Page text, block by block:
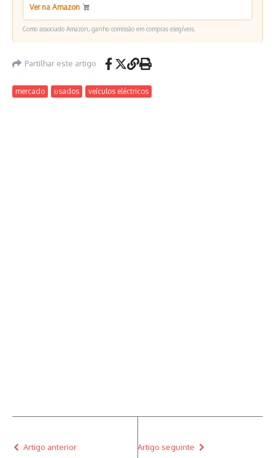
Ver na Amazon
Como associado Amazon, ganho comissão em compras elegíveis.
Partilhar este artigo
mercado usados veículos eléctricos
Artigo anterior Artigo seguinte